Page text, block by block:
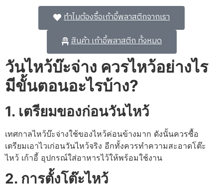
ทำไมต้องซื้อเก้าอี้พลาสติกจากเรา
สินค้า เก้าอี้พลาสติก ทั้งหมด
วันไหว้บ๊ะจ่าง ควรไหว้อย่างไร
มีขั้นตอนอะไรบ้าง?
1. เตรียมของก่อนวันไหว้
เทศกาลไหว้บ๊ะจ่างใช้ของไหว้ค่อนข้างมาก ดังนั้นควรซื้อ
เตรียมเอาไวเก่อนวันไหว้จริง อีกทั้งควรทำความสะอาดโต๊ะ
ไหว้ เก้าอี้ อุปกรณ์ใส่อาหารไว้ให้พร้อมใช้งาน
2. การตั้งโต๊ะไหว้